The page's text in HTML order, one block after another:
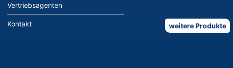
Vertriebsagenten
Kontakt weitere Produkte